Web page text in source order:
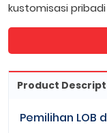
kustomisasi
Product
Pemilihan LOB